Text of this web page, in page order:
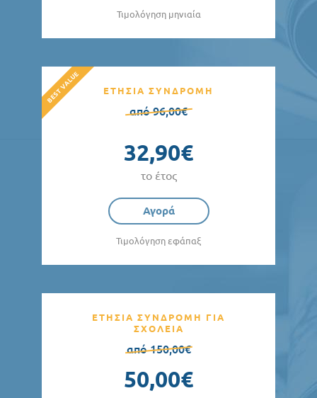
Τιμολόγηση μηνιαία
ΕΤΗΣΙΑ ΣΥΝΔΡΟΜΗ
από 96,00€
32,90€
το έτος
Αγορά
Τιμολόγηση εφάπαξ
ΕΤΗΣΙΑ ΣΥΝΔΡΟΜΗ ΓΙΑ
ΣΧΟΛΕΙΑ
από 150,00€
50,00€